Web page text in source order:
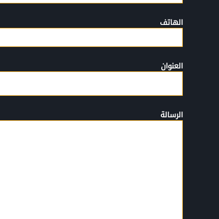
الهاتف
العنوان
الرسالة